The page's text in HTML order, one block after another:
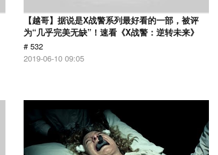
【越哥】据说是X战警系列最好看的一部，被评
为“几乎完美无缺”！速看《X战警：逆转未来》
# 532
2019-06-10 09:05